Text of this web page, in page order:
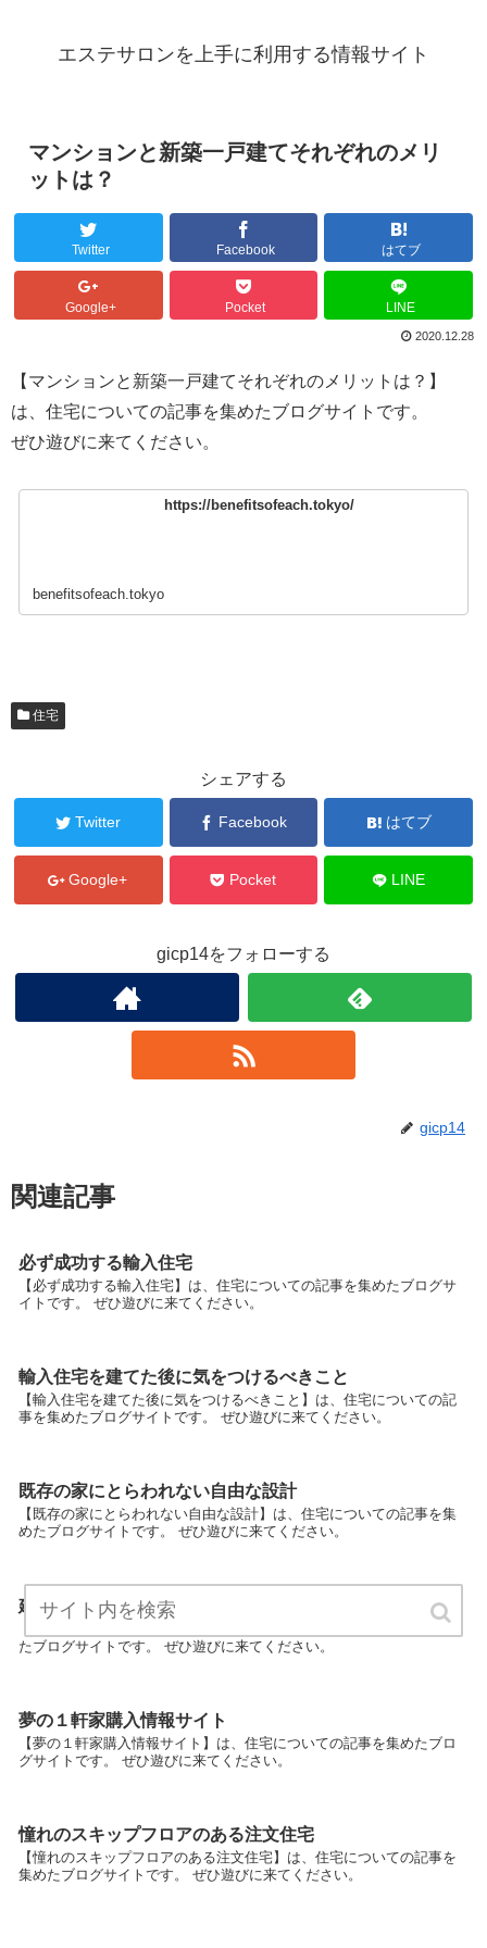
エステサロンを上手に利用する情報サイト
マンションと新築一戸建てそれぞれのメリ
ットは？
Twitter Facebook はてブ
Google+ Pocket LINE
2020.12.28
【マンションと新築一戸建てそれぞれのメリットは？】
は、住宅についての記事を集めたブログサイトです。
ぜひ遊びに来てください。
https://benefitsofeach.tokyo/
benefitsofeach.tokyo
住宅
シェアする
Twitter Facebook はてブ
Google+ Pocket LINE
gicp14をフォローする
gicp14
関連記事
必ず成功する輸入住宅
【必ず成功する輸入住宅】は、住宅についての記事を集めたブログサ
イトです。 ぜひ遊びに来てください。
輸入住宅を建てた後に気をつけるべきこと
【輸入住宅を建てた後に気をつけるべきこと】は、住宅についての記
事を集めたブログサイトです。 ぜひ遊びに来てください。
既存の家にとらわれない自由な設計
【既存の家にとらわれない自由な設計】は、住宅についての記事を集
めたブログサイトです。 ぜひ遊びに来てください。
建築設備で建売をグレードアップ
【建築設備で建売をグレードアップ】は、住宅についての記事を集め
たブログサイトです。 ぜひ遊びに来てください。
夢の１軒家購入情報サイト
【夢の１軒家購入情報サイト】は、住宅についての記事を集めたブロ
グサイトです。 ぜひ遊びに来てください。
憧れのスキップフロアのある注文住宅
【憧れのスキップフロアのある注文住宅】は、住宅についての記事を
集めたブログサイトです。 ぜひ遊びに来てください。